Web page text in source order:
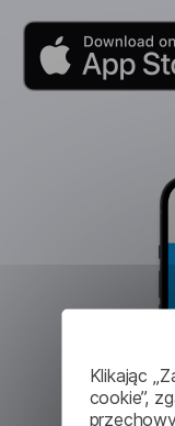
Klikając
cookie”,